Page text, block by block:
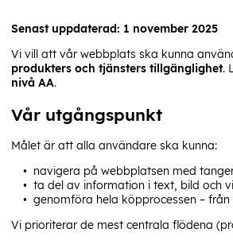
Senast uppdaterad: 1 november 2025
Vi vill att vår webbplats ska kunna
produkters och tjänsters tillgänglighet.
nivå AA.
Vår utgångspunkt
Målet är att alla användare ska kunna:
navigera på webbplatsen med
ta del av information i text, bild och
genomföra hela köpprocessen –
Vi prioriterar de mest centrala flödena